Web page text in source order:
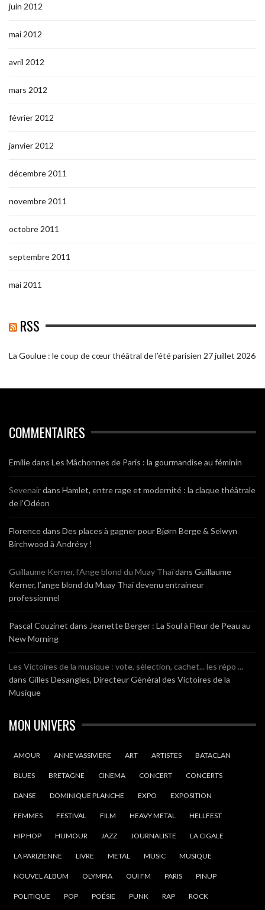
juin 2012
mai 2012
avril 2012
mars 2012
février 2012
janvier 2012
décembre 2011
novembre 2011
octobre 2011
septembre 2011
mai 2011
RSS
La Goulue : le coup de cœur théâtral de l’été parisien 27 juillet 2026
COMMENTAIRES
Emiliedans Les Mâchonnes de Paris : la gourmandise au féminin
Sevenairdans Hamlet, entre rage et modernité : la claque théâtrale
de l’Odéon
Florencedans Des places à gagner pour Bjørn Berge & Selwyn
Birchwood à Andrésy !
Guillaume Kerner, l’Ange blond du Muay Thaïdans Guillaume
Kerner, l’ange blond du Muay Thaï devenu entraineur
professionnel
Pascal Couzinet dans Jeanette Berger : La Soul à Fleur de Peau au
New Morning
Les Victoires de la musique : vote, sélection, cachet... les répo ...
dans Gilles Desangles, Directeur Général des Victoires de la
Musique
MON UNIVERS
AMOUR ANNE VASSIVIERE ART ARTISTES BATACLAN
BLUES BRETAGNE CINEMA CONCERT CONCERTS
DANSE DOMINIQUE PLANCHE EXPO EXPOSITION
FEMMES FESTIVAL FILM HEAVY METAL HELLFEST
HIP HOP HUMOUR JAZZ JOURNALISTE LA CIGALE
LA PARIZIENNE LIVRE METAL MUSIC MUSIQUE
NOUVEL ALBUM OLYMPIA OUI FM PARIS PINUP
POLITIQUE POP POÉSIE PUNK RAP ROCK